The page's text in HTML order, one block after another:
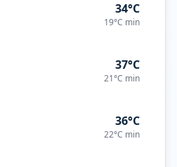
34°C
19°C min
37°C
21°C min
36°C
22°C min